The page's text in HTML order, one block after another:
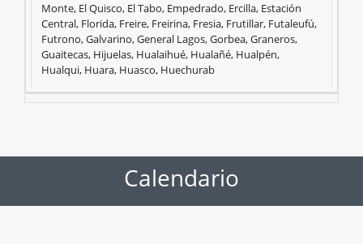
Monte, El Quisco, El Tabo, Empedrado, Ercilla, Estación
Central, Florida, Freire, Freirina, Fresia, Frutillar, Futaleufú,
Futrono, Galvarino, General Lagos, Gorbea, Graneros,
Guaitecas, Hijuelas, Hualaihué, Hualañé, Hualpén,
Hualqui, Huara, Huasco, Huechurab
Calendario